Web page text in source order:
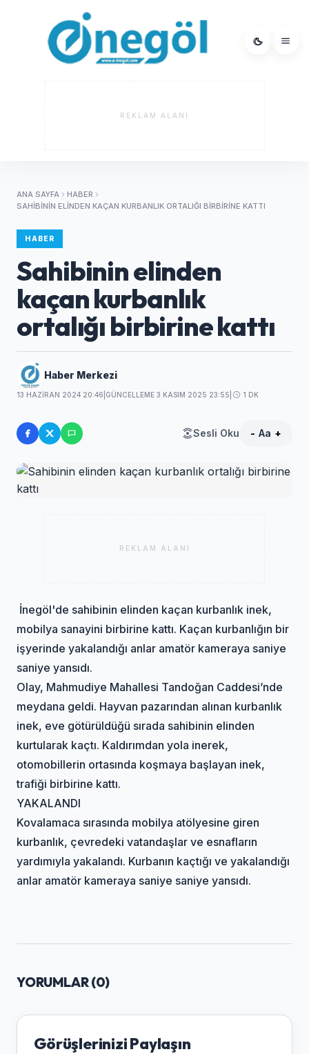
REKLAM ALANI
ANA SAYFA
HABER
SAHIBININ ELINDEN KAÇAN KURBANLIK ORTALIĞI BIRBIRINE KATTI
HABER
Sahibinin elinden
kaçan kurbanlık
ortalığı birbirine kattı
Haber Merkezi
13 HAZIRAN 2024 20:46 GÜNCELLEME 3 KASIM 2025 23:55 1 DK
Sesli Oku - Aa +
REKLAM ALANI
İnegöl'de sahibinin elinden kaçan kurbanlık inek,
mobilya sanayini birbirine kattı. Kaçan kurbanlığın bir
işyerinde yakalandığı anlar amatör kameraya saniye
saniye yansıdı.
Olay, Mahmudiye Mahallesi Tandoğan Caddesi’nde
meydana geldi. Hayvan pazarından alınan kurbanlık
inek, eve götürüldüğü sırada sahibinin elinden
kurtularak kaçtı. Kaldırımdan yola inerek,
otomobillerin ortasında koşmaya başlayan inek,
trafiği birbirine kattı.
YAKALANDI
Kovalamaca sırasında mobilya atölyesine giren
kurbanlık, çevredeki vatandaşlar ve esnafların
yardımıyla yakalandı. Kurbanın kaçtığı ve yakalandığı
anlar amatör kameraya saniye saniye yansıdı.
YORUMLAR (0)
Görüşlerinizi Paylaşın